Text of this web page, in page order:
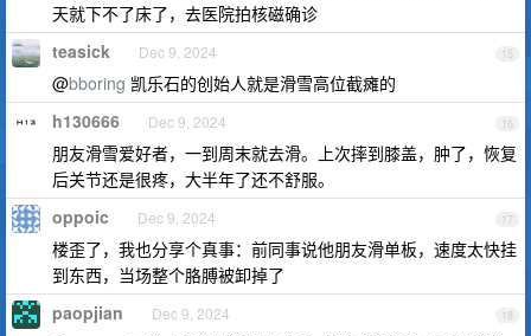
天就下不了床了，去医院拍核磁确诊
15
teasick Dec 9, 2024
@bboring 凯乐石的创始人就是滑雪高位截瘫的
16
h130666 Dec 9, 2024
朋友滑雪爱好者，一到周末就去滑。上次摔到膝盖，肿了，恢复
后关节还是很疼，大半年了还不舒服。
17
oppoic Dec 9, 2024
楼歪了，我也分享个真事：前同事说他朋友滑单板，速度太快挂
到东西，当场整个胳膊被卸掉了
18
paopjian Dec 9, 2024